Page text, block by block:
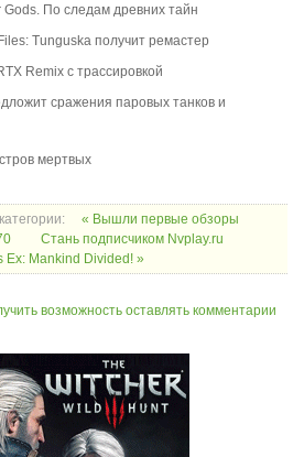
По следам древних тайн
Tunguska получит ремастер
Remix с трассировкой
сражения паровых танков и
мертвых
« Вышли первые обзоры
Стань подписчиком Nvplay.ru
Ex: Mankind Divided! »
возможность оставлять комментарии